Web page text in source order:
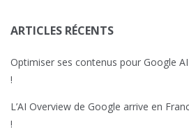
ARTICLES RÉCENTS
Optimiser ses contenus pour Google
!
L’AI Overview de Google arrive en
!